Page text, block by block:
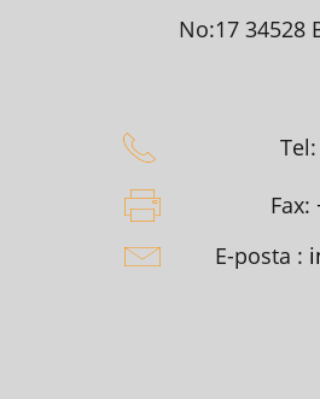
No:17 34528
Tel:
Fax:
E-posta :